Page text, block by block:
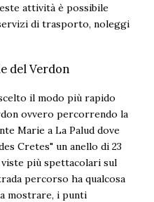
attività è possibile
di trasporto, noleggi
del Verdon
il modo più rapido
ovvero percorrendo la
Marie a La Palud dove
Cretes" un anello di 23
viste più spettacolari sul
percorso ha qualcosa
mostrare, i punti